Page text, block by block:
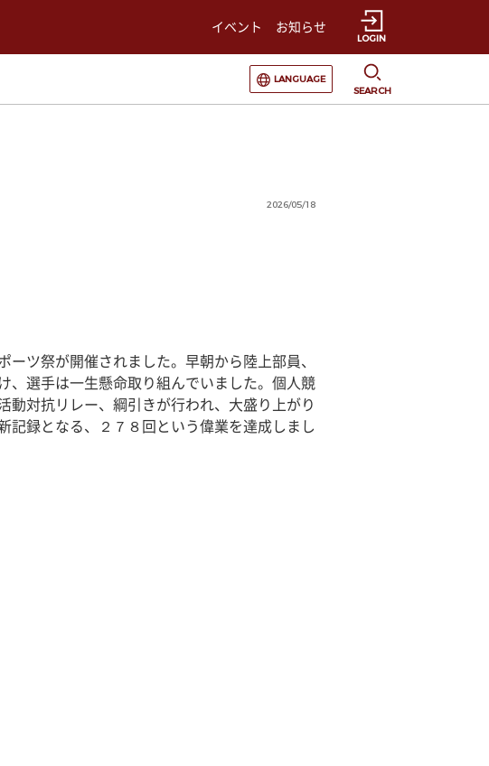
イベント お知らせ
LOGIN
選択すると言語の切替が発生します
LANGUAGE
SEARCH
2026/05/18
ツ祭が開催されました。早朝から陸上部員、
、選手は一生懸命取り組んでいました。個人競
対抗リレー、綱引きが行われ、大盛り上がり
記録となる、２７８回という偉業を達成しまし